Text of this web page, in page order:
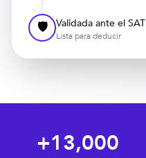
🛡️ Validada ante el SAT
Lista para deducir
+13,000